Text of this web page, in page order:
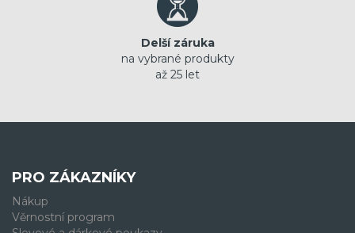
Delší záruka
na vybrané produkty
až 25 let
PRO ZÁKAZNÍKY
Nákup
Věrnostní program